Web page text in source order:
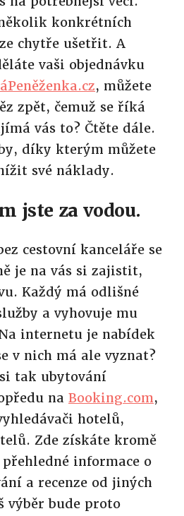
konkrétních
chytře ušetřit. A
vaši objednávku
, můžete
zpět, čemuž se říká
vás to? Čtěte dále.
díky kterým můžete
své náklady.
jste za vodou.
cestovní kanceláře se
je na vás si zajistit,
Každý má odlišné
a vyhovuje mu
internetu je nabídek
v nich má ale vyznat?
tak ubytování
na Booking.com,
hotelů,
Zde získáte kromě
informace o
a recenze od jiných
výběr bude proto